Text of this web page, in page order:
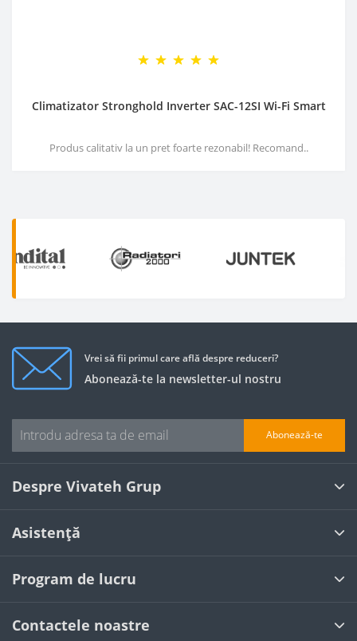
Climatizator Stronghold Inverter SAC-12SI Wi-Fi Smart
Produs calitativ la un pret foarte rezonabil! Recomand..
Vrei să fii primul care află despre reduceri?
Abonează-te la newsletter-ul nostru
Abonează-te
Despre Vivateh Grup
Asistență
Program de lucru
Contactele noastre